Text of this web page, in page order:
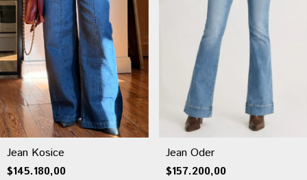
Jean Kosice
$145.180,00
Jean Oder
$157.200,00